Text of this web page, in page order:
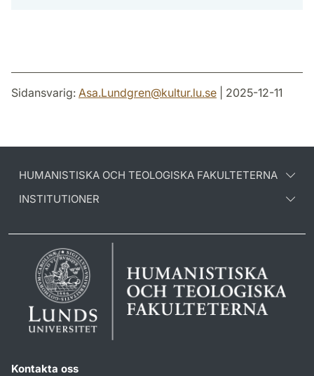
Sidansvarig: Asa.Lundgren@kultur.lu.se | 2025-12-11
HUMANISTISKA OCH TEOLOGISKA FAKULTETERNA
INSTITUTIONER
Kontakta oss